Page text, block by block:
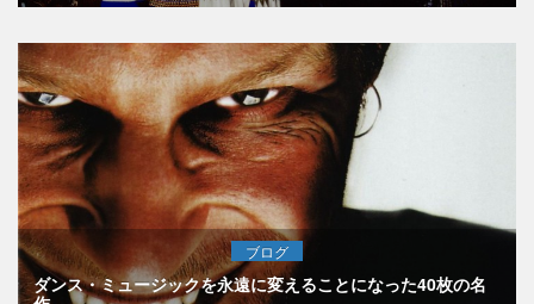
ブログ
ダンス・ミュージックを永遠に変えることになった40枚の名